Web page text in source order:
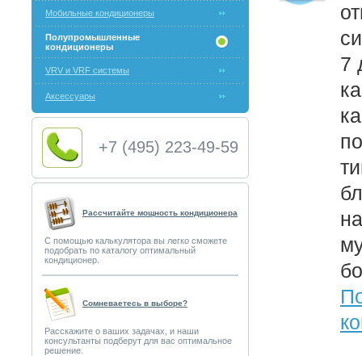
Мобильные кондиционеры
Полупромышленные
кондиционеры
VRV и VRF системы
Аксессуары
+7 (495) 223-49-59
Рассчитайте мощность кондиционера
С помощью калькулятора вы легко сможете
подобрать по каталогу оптимальный
кондиционер.
Сомневаетесь в выборе?
Расскажите о ваших задачах, и наши
консультанты подберут для вас оптимальное
решение.
7